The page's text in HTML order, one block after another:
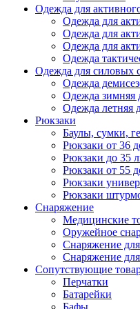
Одежда для
Одежда для
Одежда для
Одежда для
Одежда
Одежда для силовых
Одежда
Одежда зимняя
Одежда летняя
Рюкзаки
Баулы, сумки,
Рюкзаки от 36
Рюкзаки до 35
Рюкзаки от 55
Рюкзаки
Рюкзаки
Снаряжение
Медицинские
Оружейное
Снаряжение
Снаряжение
Сопутствующие
Перчатки
Батарейки
Бафы